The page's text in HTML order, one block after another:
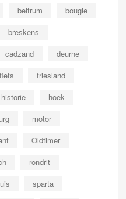
beltrum
bougie
breskens
cadzand
deurne
fiets
friesland
historie
hoek
motor
Oldtimer
rondrit
sparta